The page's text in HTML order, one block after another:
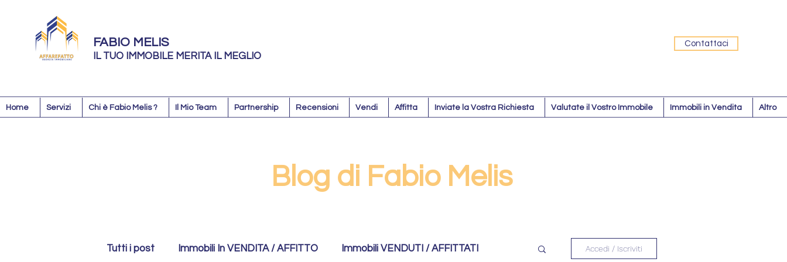
FABIO MELIS
IL TUO IMMOBILE MERITA IL MEGLIO
Contattaci
Home Servizi Chi è Fabio Melis ? Il Mio Team Partnership Recensioni Vendi Affitta Inviate la Vostra Richiesta Valutate il Vostro Immobile Immobili in Vendita Altro
Blog di Fabio Melis
Tutti i post Immobili In VENDITA / AFFITTO Immobili VENDUTI / AFFITTATI Accedi / Iscriviti